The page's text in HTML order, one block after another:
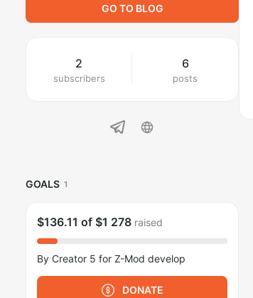
GO TO BLOG
2
subscribers
6
posts
GOALS 1
$136.11 of $1 278 raised
By Creator 5 for Z-Mod develop
DONATE